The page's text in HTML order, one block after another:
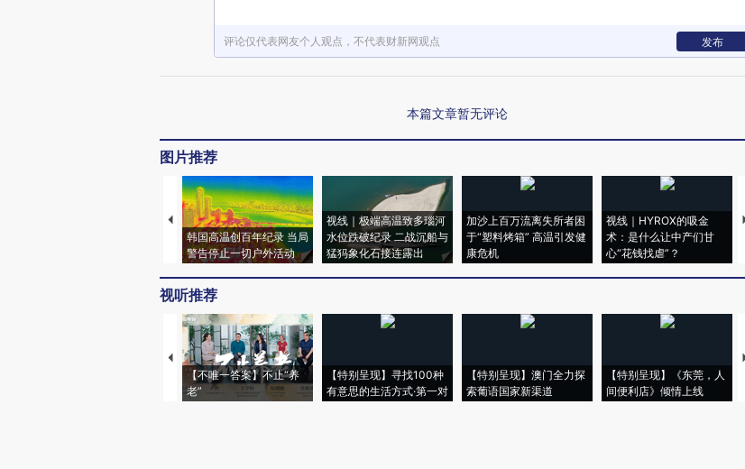
评论仅代表网友个人观点，不代表财新网观点 发布
本篇文章暂无评论
图片推荐
韩国高温创百年纪录 当局
警告停止一切户外活动
视线｜极端高温致多瑙河
水位跌破纪录 二战沉船与
猛犸象化石接连露出
加沙上百万流离失所者困
于“塑料烤箱” 高温引发健
康危机
视线｜HYROX的吸金
术：是什么让中产们甘
心“花钱找虐”？
视听推荐
【不唯一答案】不止“养
老”
【特别呈现】寻找100种
有意思的生活方式·第一对
【特别呈现】澳门全力探
索葡语国家新渠道
【特别呈现】《东莞，人
间便利店》倾情上线